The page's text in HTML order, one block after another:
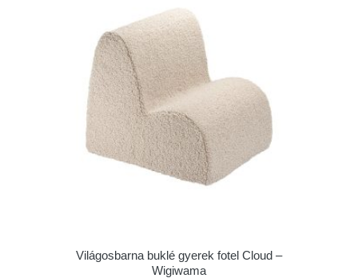
Világosbarna buklé gyerek fotel Cloud –
Wigiwama